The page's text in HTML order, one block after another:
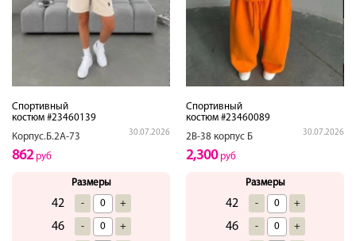
Спортивный
костюм #23460139
Корпус.Б.2А-73
30.07.2026
862руб
Размеры
42 - +
46 - +
Спортивный
костюм #23460089
2В-38 корпус Б
30.07.2026
2,300руб
Размеры
42 - +
46 - +